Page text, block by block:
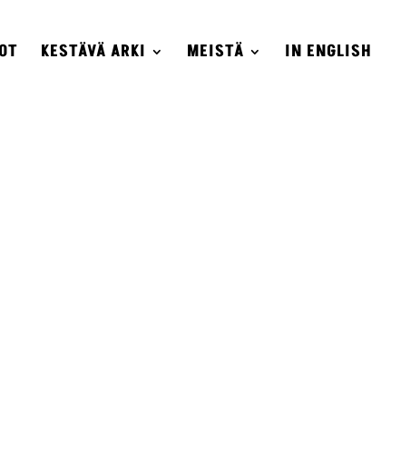
KESTÄVÄ ARKI MEISTÄ IN ENGLISH